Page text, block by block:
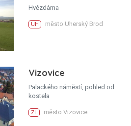
Hvězdárna
UH město Uherský Brod
Vizovice
Palackého náměstí, pohled od
kostela
ZL město Vizovice